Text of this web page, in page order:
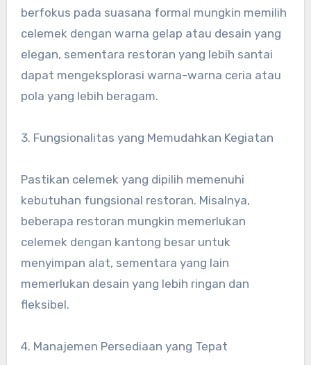
berfokus pada suasana formal mungkin memilih
celemek dengan warna gelap atau desain yang
elegan, sementara restoran yang lebih santai
dapat mengeksplorasi warna-warna ceria atau
pola yang lebih beragam.
3. Fungsionalitas yang Memudahkan Kegiatan
Pastikan celemek yang dipilih memenuhi
kebutuhan fungsional restoran. Misalnya,
beberapa restoran mungkin memerlukan
celemek dengan kantong besar untuk
menyimpan alat, sementara yang lain
memerlukan desain yang lebih ringan dan
fleksibel.
4. Manajemen Persediaan yang Tepat